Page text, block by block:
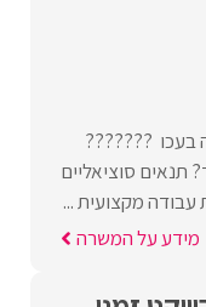
בעכו ???????
סוציאליים
מקצועית ...
מידע על המשרה